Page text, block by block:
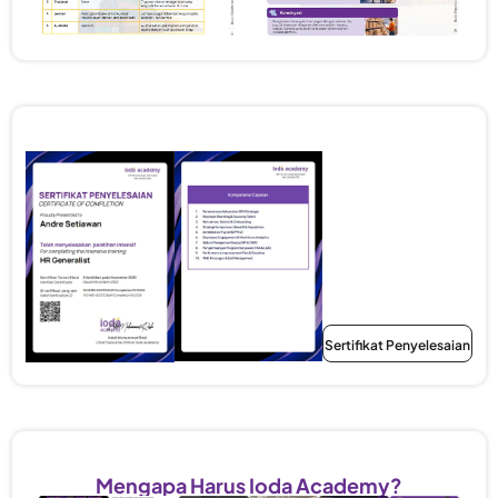
beserta PIC dan batas toleransi varians.
Sertifikat Penyelesaian
Mengapa Harus Ioda Academy?